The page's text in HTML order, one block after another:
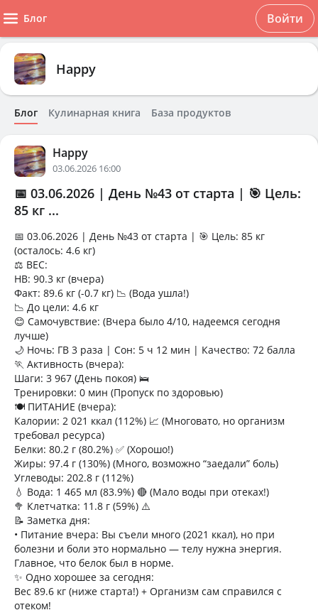
Блог Войти
Happy
Блог Кулинарная книга База продуктов
Happy
03.06.2026 16:00
📅 03.06.2026 | День №43 от старта | 🎯 Цель:
85 кг ...
📅 03.06.2026 | День №43 от старта | 🎯 Цель: 85 кг
(осталось: 4.6 кг)
⚖️ ВЕС:
НВ: 90.3 кг (вчера)
Факт: 89.6 кг (-0.7 кг) 📉 (Вода ушла!)
📉 До цели: 4.6 кг
😊 Самочувствие: (Вчера было 4/10, надеемся сегодня
лучше)
🌙 Ночь: ГВ 3 раза | Сон: 5 ч 12 мин | Качество: 72 балла
🏃 Активность (вчера):
Шаги: 3 967 (День покоя) 🛌
Тренировки: 0 мин (Пропуск по здоровью)
🍽️ ПИТАНИЕ (вчера):
Калории: 2 021 ккал (112%) 📈 (Многовато, но организм
требовал ресурса)
Белки: 80.2 г (80.2%) ✅ (Хорошо!)
Жиры: 97.4 г (130%) (Много, возможно “заедали” боль)
Углеводы: 202.8 г (112%)
💧 Вода: 1 465 мл (83.9%) 🔴 (Мало воды при отеках!)
🥦 Клетчатка: 11.8 г (59%) ⚠️
📝 Заметка дня:
• Питание вчера: Вы съели много (2021 ккал), но при
болезни и боли это нормально — телу нужна энергия.
Главное, что белок был в норме.
✨ Одно хорошее за сегодня:
Вес 89.6 кг (ниже старта!) + Организм сам справился с
отеком!